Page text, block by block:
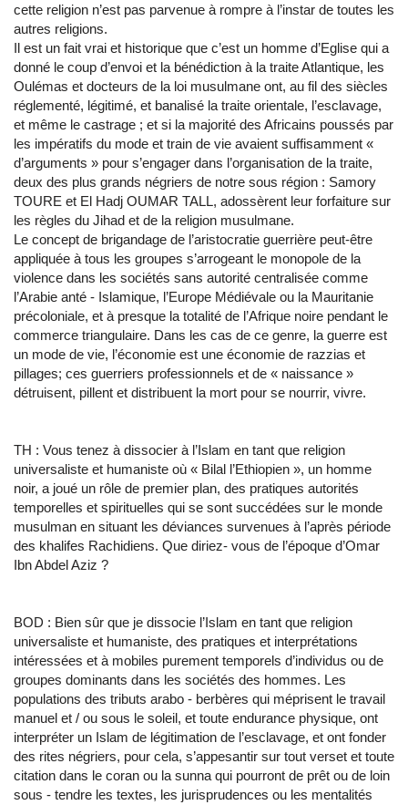
cette religion n’est pas parvenue à rompre à l’instar de toutes les
autres religions.
Il est un fait vrai et historique que c’est un homme d’Eglise qui a
donné le coup d’envoi et la bénédiction à la traite Atlantique, les
Oulémas et docteurs de la loi musulmane ont, au fil des siècles
réglementé, légitimé, et banalisé la traite orientale, l’esclavage,
et même le castrage ; et si la majorité des Africains poussés par
les impératifs du mode et train de vie avaient suffisamment «
d’arguments » pour s’engager dans l’organisation de la traite,
deux des plus grands négriers de notre sous région : Samory
TOURE et El Hadj OUMAR TALL, adossèrent leur forfaiture sur
les règles du Jihad et de la religion musulmane.
Le concept de brigandage de l’aristocratie guerrière peut-être
appliquée à tous les groupes s’arrogeant le monopole de la
violence dans les sociétés sans autorité centralisée comme
l’Arabie anté - Islamique, l’Europe Médiévale ou la Mauritanie
précoloniale, et à presque la totalité de l’Afrique noire pendant le
commerce triangulaire. Dans les cas de ce genre, la guerre est
un mode de vie, l’économie est une économie de razzias et
pillages; ces guerriers professionnels et de « naissance »
détruisent, pillent et distribuent la mort pour se nourrir, vivre.
TH : Vous tenez à dissocier à l’Islam en tant que religion
universaliste et humaniste où « Bilal l’Ethiopien », un homme
noir, a joué un rôle de premier plan, des pratiques autorités
temporelles et spirituelles qui se sont succédées sur le monde
musulman en situant les déviances survenues à l’après période
des khalifes Rachidiens. Que diriez- vous de l’époque d’Omar
Ibn Abdel Aziz ?
BOD : Bien sûr que je dissocie l’Islam en tant que religion
universaliste et humaniste, des pratiques et interprétations
intéressées et à mobiles purement temporels d’individus ou de
groupes dominants dans les sociétés des hommes. Les
populations des tributs arabo - berbères qui méprisent le travail
manuel et / ou sous le soleil, et toute endurance physique, ont
interpréter un Islam de légitimation de l’esclavage, et ont fonder
des rites négriers, pour cela, s’appesantir sur tout verset et toute
citation dans le coran ou la sunna qui pourront de prêt ou de loin
sous - tendre les textes, les jurisprudences ou les mentalités